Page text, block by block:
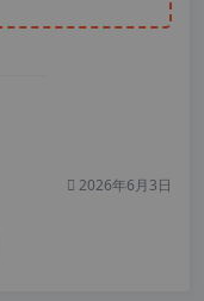
2026年6月3日